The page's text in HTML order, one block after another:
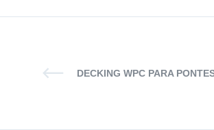
DECKING WPC PARA